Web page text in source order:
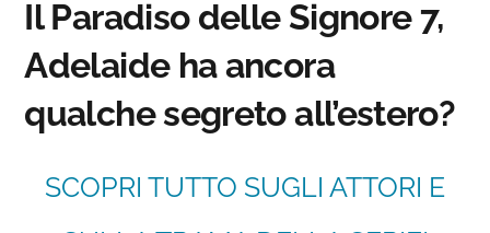
Il Paradiso delle Signore 7,
Adelaide ha ancora
qualche segreto all’estero?
SCOPRI TUTTO SUGLI ATTORI E